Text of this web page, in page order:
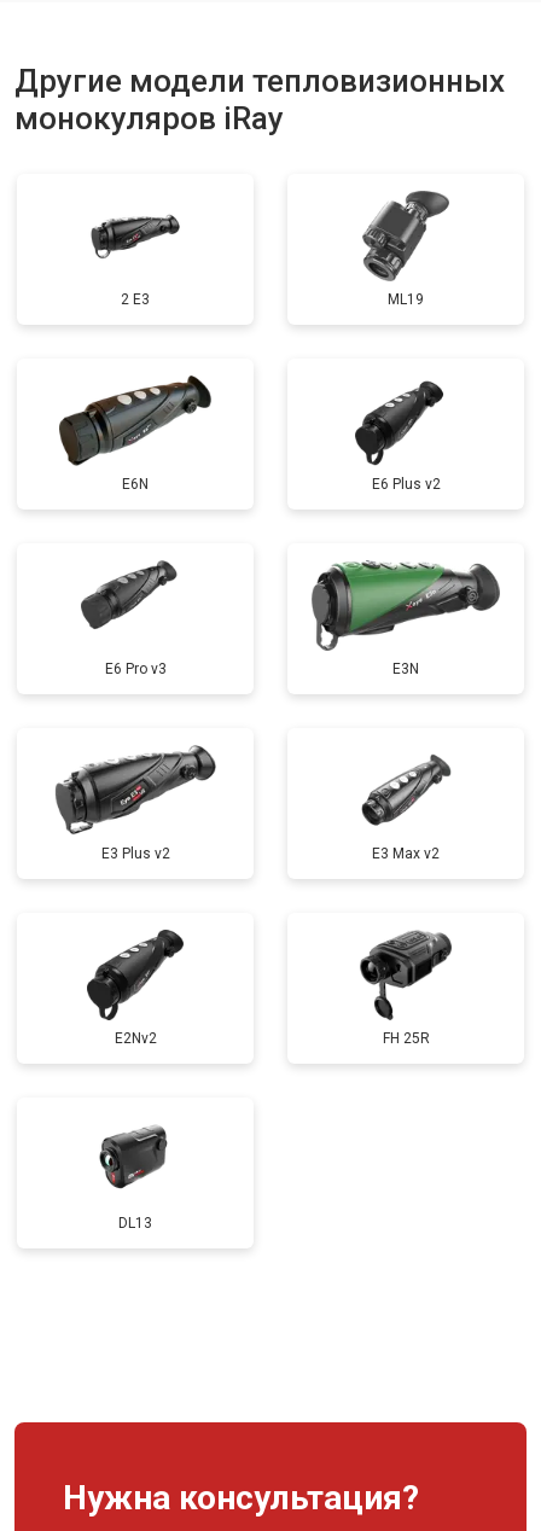
Другие модели тепловизионных
монокуляров iRay
2 E3 ML19
E6N E6 Plus v2
E6 Pro v3 E3N
E3 Plus v2 E3 Max v2
E2Nv2 FH 25R
DL13
Нужна консультация?